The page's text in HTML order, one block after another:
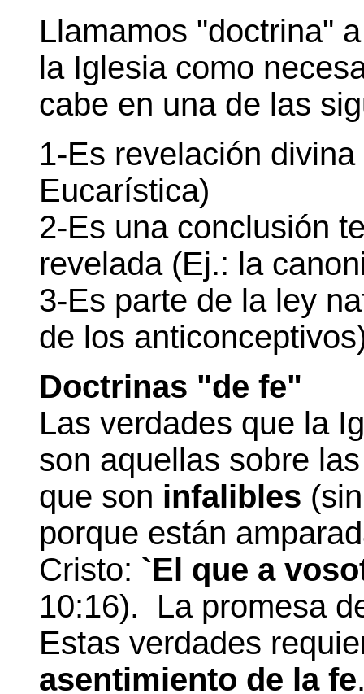
Llamamos "doctrina"
la Iglesia como
cabe en una de las
1-Es revelación
Eucarística)
2-Es una conclusión
revelada (Ej.: la
3-Es parte de la ley
de los
Doctrinas "de fe"
Las verdades que la
son aquellas sobre
que son infalibles
porque están
Cristo: `El que a
10:16). La promesa
Estas verdades
asentimiento de la fe